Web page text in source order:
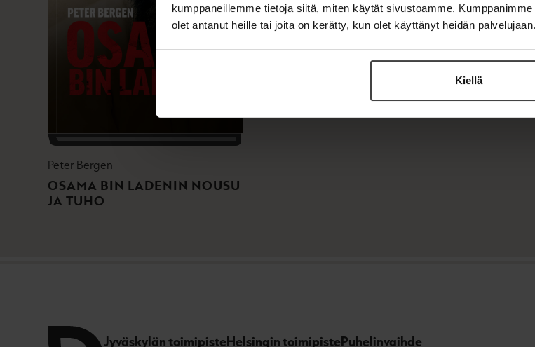
kumppaneillemme tietoja siitä, miten käytät sivustoamme.
olet antanut heille tai joita on kerätty, kun olet käyttänyt heidän palvelujaan.
Kiellä
Peter Bergen
OSAMA BIN LADENIN NOUSU
JA TUHO
Jyväskylän toimipisteHelsingin toimipistePuhelinvaihde